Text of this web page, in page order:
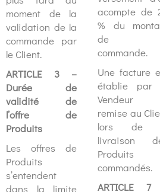
moment de la
validation de la
commande par
le Client.
ARTICLE 3 –
Durée de
validité de
l’offre de
Produits
Les offres de
Produits
s’entendent
dans la limite
acompte de
% du
de
commande.
Une facture
établie par
Vendeur
remise au
lors de
livraison
Produits
commandés.
ARTICLE